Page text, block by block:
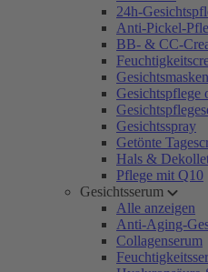
24h-
Anti-Pickel-
BB- & CC-
Gesichtsmasken
Gesichtspflege
Gesichtsspray
Getönte
Hals &
Pflege mit Q10
Gesichtsserum
Alle anzeigen
Anti-Aging-
Collagenserum